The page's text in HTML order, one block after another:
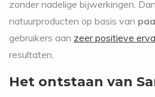
zonder nadelige bijwerkingen.
natuurproducten op basis van
gebruikers aan zeer positieve
resultaten.
Het ontstaan van